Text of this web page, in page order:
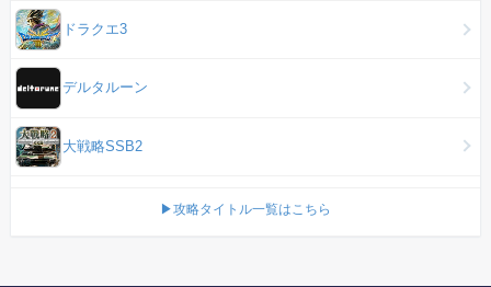
ドラクエ3
デルタルーン
大戦略SSB2
▶攻略タイトル一覧はこちら